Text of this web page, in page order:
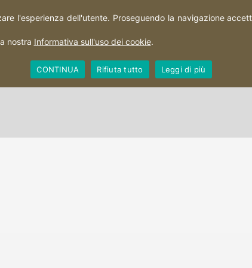
HOME PERCORSI CITTÀ TERRITORIO
l'esperienza dell'utente. Proseguendo la navigazione
nostra Informativa sull'uso dei cookie.
CONTINUA Rifiuta tutto Leggi di più